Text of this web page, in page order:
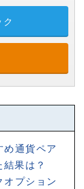
め通貨ペア
果は？
オプション